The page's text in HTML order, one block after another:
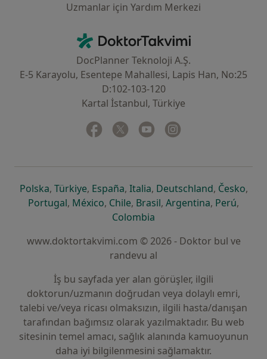
Uzmanlar için Yardım Merkezi
DoktorTakvimi - Ana Sayfa
DocPlanner Teknoloji A.Ş.
E-5 Karayolu, Esentepe Mahallesi, Lapis Han, No:25
D:102-103-120
Kartal İstanbul, Türkiye
Facebook
yeni bir sekmede açılır
Twitter
yeni bir sekmede açılır
Youtube
yeni bir sekmede açılır
Polskayeni bir sekmede açılır
, Türkiyeyeni bir sekmede açılır
, Españayeni bir sekmede açılır
, Italiayeni bir sekmede açılır
, Deutschlandyeni bir
, Českoyeni
,
Portugalyeni bir sekmede açılır
, Méxicoyeni bir sekmede açılır
, Chileyeni bir sekmede açılır
, Brasilyeni bir sekmede açılır
, Argentinayeni bir
, Perúyeni
,
Colombia
www.doktortakvimi.com © 2026 - Doktor bul ve
randevu al
İş bu sayfada yer alan görüşler, ilgili
doktorun/uzmanın doğrudan veya dolaylı emri,
talebi ve/veya ricası olmaksızın, ilgili hasta/danışan
tarafından bağımsız olarak yazılmaktadır. Bu web
sitesinin temel amacı, sağlık alanında kamuoyunun
daha iyi bilgilenmesini sağlamaktır.